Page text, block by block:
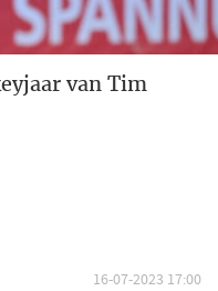
van Tim
16-07-2023 17:00